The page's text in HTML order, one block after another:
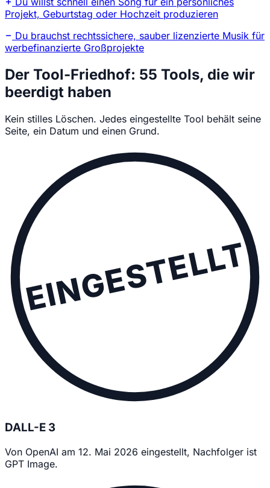
Projekt, Geburtstag oder Hochzeit produzieren
Du brauchst rechtssichere, sauber lizenzierte Musik für
werbefinanzierte Großprojekte
Der Tool-Friedhof: 55 Tools, die wir
beerdigt haben
Kein stilles Löschen. Jedes eingestellte Tool behält seine
Seite, ein Datum und einen Grund.
EINGESTELLT
DALL-E 3
Von OpenAI am 12. Mai 2026 eingestellt, Nachfolger ist
GPT Image.